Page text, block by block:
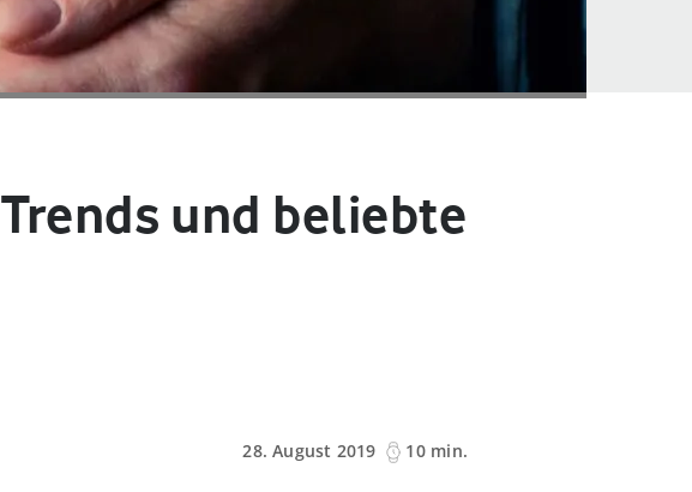
und beliebte
28. August 2019
10 min.